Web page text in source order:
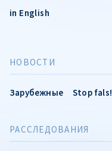
in English
НОВОСТИ
Зарубежные Stop fals!
РАССЛЕДОВАНИЯ